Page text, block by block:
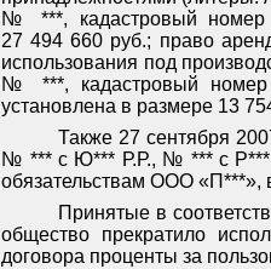
№ ***, кадастровый номер
27 494 660 руб.; право
использования под
№ ***, кадастровый номер
установлена в размере 13
Также 27 сентября
№ *** с Ю*** Р.Р., № *** с Р***
обязательствам ООО «П***»,
Принятые в
общество прекратило
договора проценты за